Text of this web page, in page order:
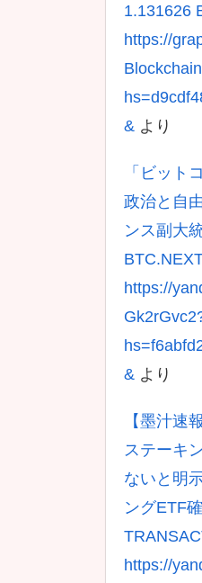
1.131626
https://
& より
「ビット
政治と自
ンス副大
https://
& より
【墨汁速
ステーキ
ないと明
ングETF
https://